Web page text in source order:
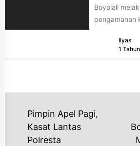
Boyolali
pengamanan
RepublikIlyas
1
NAVIGASI
POS
Pimpin Apel Pagi,
Kasat Lantas
Polresta